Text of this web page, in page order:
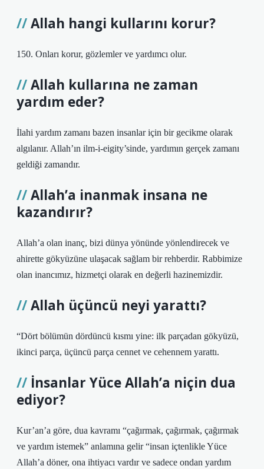
Allah hangi kullarını korur?
150. Onları korur, gözlemler ve yardımcı olur.
Allah kullarına ne zaman
yardım eder?
İlahi yardım zamanı bazen insanlar için bir gecikme olarak
algılanır. Allah’ın ilm-i-eigity’sinde, yardımın gerçek zamanı
geldiği zamandır.
Allah’a inanmak insana ne
kazandırır?
Allah’a olan inanç, bizi dünya yönünde yönlendirecek ve
ahirette gökyüzüne ulaşacak sağlam bir rehberdir. Rabbimize
olan inancımız, hizmetçi olarak en değerli hazinemizdir.
Allah üçüncü neyi yarattı?
“Dört bölümün dördüncü kısmı yine: ilk parçadan gökyüzü,
ikinci parça, üçüncü parça cennet ve cehennem yarattı.
İnsanlar Yüce Allah’a niçin dua
ediyor?
Kur’an’a göre, dua kavramı “çağırmak, çağırmak, çağırmak
ve yardım istemek” anlamına gelir “insan içtenlikle Yüce
Allah’a döner, ona ihtiyacı vardır ve sadece ondan yardım